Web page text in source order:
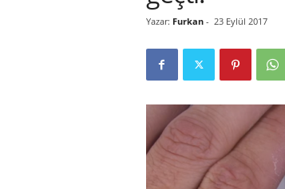
i
Yazar: Furkan- 23 Eylül 2017